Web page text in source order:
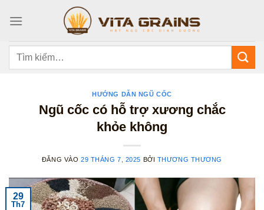
qua
Tìm
HƯỚNG DẪN NGŨ CỐC
Ngũ cốc có hỗ trợ xương chắc
khỏe không
ĐĂNG VÀO 29 THÁNG 7, 2025 BỞI THƯƠNG THƯƠNG
29
Th7